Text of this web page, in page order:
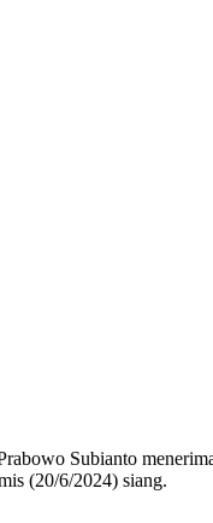
Subianto
(20/6/2024) siang.